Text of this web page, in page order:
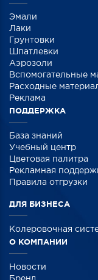
Эмали
Лаки
Грунтовки
Шпатлевки
Аэрозоли
Вспомогательные
Расходные
Реклама
ПОДДЕРЖКА
База знаний
Учебный центр
Цветовая палитра
Рекламная
Правила отгрузки
ДЛЯ БИЗНЕСА
Колеровочная
О КОМПАНИИ
Новости
Бренд